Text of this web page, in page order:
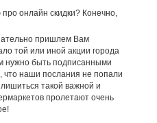
онлайн скидки? Конечно,
пришлем Вам
той или иной акции города
нужно быть подписанными
что наши послания не попали
такой важной и
пролетают очень